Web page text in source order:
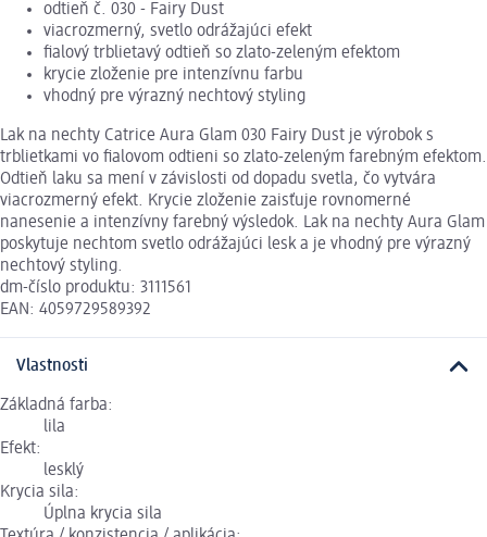
odtieň č. 030 - Fairy Dust
viacrozmerný, svetlo odrážajúci efekt
fialový trblietavý odtieň so zlato-zeleným efektom
krycie zloženie pre intenzívnu farbu
vhodný pre výrazný nechtový styling
Lak na nechty Catrice Aura Glam 030 Fairy Dust je výrobok s
trblietkami vo fialovom odtieni so zlato-zeleným farebným efektom.
Odtieň laku sa mení v závislosti od dopadu svetla, čo vytvára
viacrozmerný efekt. Krycie zloženie zaisťuje rovnomerné
nanesenie a intenzívny farebný výsledok. Lak na nechty Aura Glam
poskytuje nechtom svetlo odrážajúci lesk a je vhodný pre výrazný
nechtový styling.
dm-číslo produktu: 3111561
EAN: 4059729589392
Vlastnosti
Základná farba:
lila
Efekt:
lesklý
Krycia sila:
Úplna krycia sila